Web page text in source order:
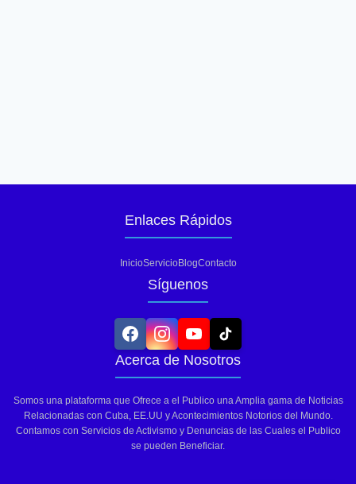
Enlaces Rápidos
InicioServicioBlogContacto
Síguenos
Acerca de Nosotros
Somos una plataforma que Ofrece a el Publico una Amplia gama de Noticias
Relacionadas con Cuba, EE.UU y Acontecimientos Notorios del Mundo.
Contamos con Servicios de Activismo y Denuncias de las Cuales el Publico
se pueden Beneficiar.